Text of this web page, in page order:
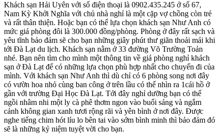
Khách sạn Hải Uyên với số điện thoại là 0902.435.245 ở số 67,
Nam Kỳ Khởi Nghĩa với chủ nhà nghỉ là một cặp vợ chồng còn trẻ
và rất thân thiện. Hoặc bạn có thể lựa chọn khách sạn Như Anh có
mức giá phòng đôi là 300.000 đồng/phòng. Phòng ở đây rất sạch và
yêu tĩnh bảo đảm sẽ cho bạn những giây phút thư giãn thoải mái khi
tới Đà Lạt du lịch. Khách sạn nằm ở 33 đường Võ Trường Toản
nhé. Bạn nên tìm cho mình một thông tin về giá phòng nghỉ khách
sạn ở Đà Lạt để có những lựa chọn phù hợp nhất cho chuyến đi của
mình. Với khách sạn Như Anh thì dù chỉ có 6 phòng song nơi đây
có vườn hoa nhỏ cùng ban công ở trên lầu có thể nhìn ra 1cái hồ ở
gần với trường Đại Học Đà Lạt. Tới đây nghỉ dưỡng bạn có thể
ngồi nhâm nhi một ly cà phê thơm ngon vào buổi sáng và ngắm
cảnh không gian xanh tươi rộng rãi và yên bình ở nơi đây. Được
nghe tiếng chim hót líu lo bên tai vào sớm bình minh thì bảo đảm đó
sẽ là những kỷ niệm tuyệt vời cho bạn.